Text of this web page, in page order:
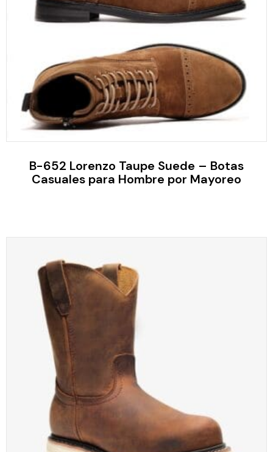
B-652 Lorenzo Taupe Suede – Botas
Casuales para Hombre por Mayoreo